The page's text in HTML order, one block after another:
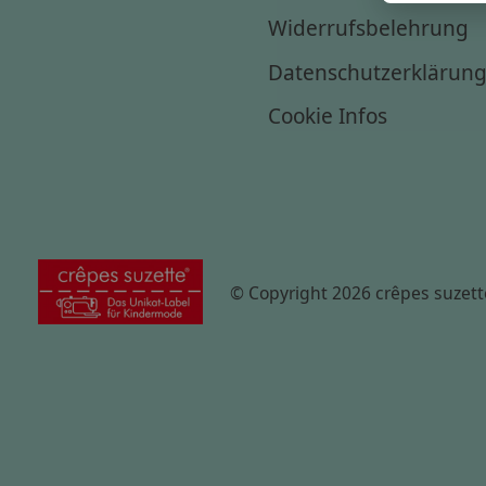
Widerrufsbelehrung
Datenschutzerklärung
Cookie Infos
© Copyright 2026 crêpes